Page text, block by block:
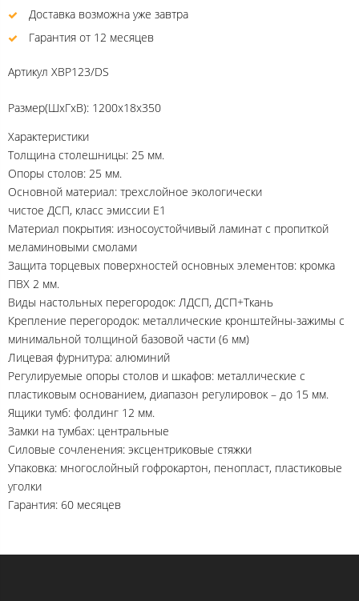
Доставка возможна уже завтра
Гарантия от 12 месяцев
Артикул XBP123/DS
Размер(ШхГхВ): 1200х18х350
Характеристики
Толщина столешницы: 25 мм.
Опоры столов: 25 мм.
Основной материал: трехслойное экологически
чистое ДСП, класс эмиссии Е1
Материал покрытия: износоустойчивый ламинат с пропиткой
меламиновыми смолами
Защита торцевых поверхностей основных элементов: кромка
ПВХ 2 мм.
Виды настольных перегородок: ЛДСП, ДСП+Ткань
Крепление перегородок: металлические кронштейны-зажимы с
минимальной толщиной базовой части (6 мм)
Лицевая фурнитура: алюминий
Регулируемые опоры столов и шкафов: металлические с
пластиковым основанием, диапазон регулировок – до 15 мм.
Ящики тумб: фолдинг 12 мм.
Замки на тумбах: центральные
Силовые сочленения: эксцентриковые стяжки
Упаковка: многослойный гофрокартон, пенопласт, пластиковые
уголки
Гарантия: 60 месяцев